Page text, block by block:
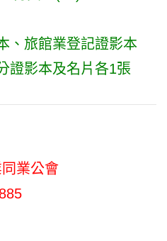
、旅館業登記證影本
證影本及名片各1張
業公會